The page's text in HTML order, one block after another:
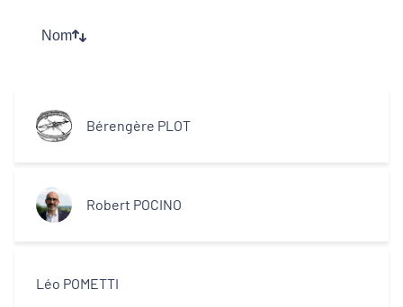
Dynamiques territoriales pour l’emploi
Territoires
Nom
Bérengère PLOT
Robert POCINO
Léo POMETTI